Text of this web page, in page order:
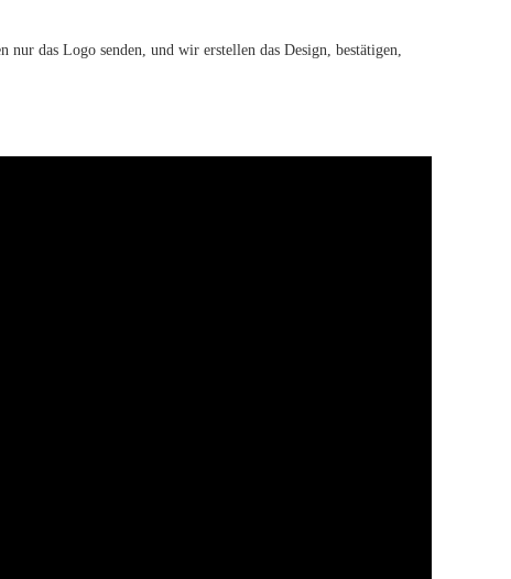
das Logo senden, und wir erstellen das Design, bestätigen,